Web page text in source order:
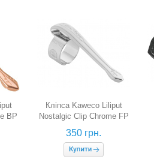
BP
Кліпса Kaweco Liliput
Nostalgic Clip Chrome FP
(хромована, для
чорнильних ручок)
350 грн.